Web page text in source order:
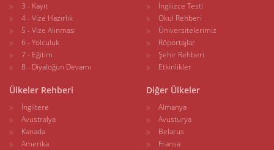
3 - Kayıt
4 - Vize Hazırlık
5 - Vize Alınması
6 - Yolculuk
7 - Eğitim
8 - Diyaloğun Devamı
İngilizce Testi
Okul Rehberi
Üniversitelerimiz
Röportajlar
Şehir Rehberi
Etkinlikler
Ülkeler Rehberi
İngiltere
Avustralya
Kanada
Amerika
Diğer Ülkeler
Almanya
Avusturya
Belarus
Fransa